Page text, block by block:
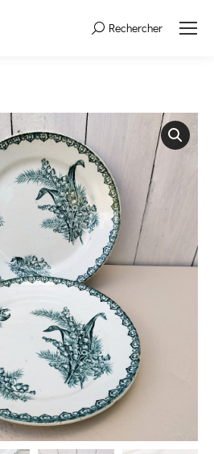
Search:Rechercher